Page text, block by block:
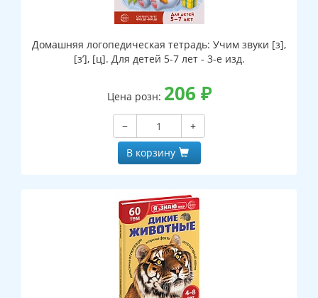
Домашняя логопедическая тетрадь: Учим звуки [з],
[з’], [ц]. Для детей 5-7 лет - 3-е изд.
Цена розн: 206 ₽
−
+
В корзину